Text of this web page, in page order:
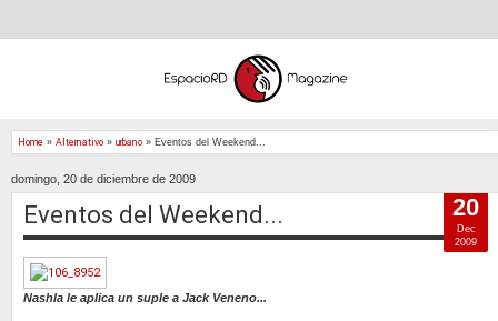
Home » Alternativo » urbano » Eventos del Weekend...
domingo, 20 de diciembre de 2009
Eventos del Weekend...
Nashla le aplica un suple a Jack Veneno...
20
Dec
2009